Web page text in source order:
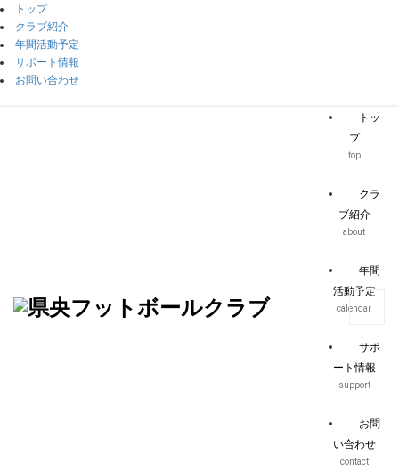
トップ
クラブ紹介
年間活動予定
サポート情報
お問い合わせ
トッ
プ
top
クラ
ブ紹介
about
年間
活動予定
calendar
サポ
ート情報
support
お問
い合わせ
contact